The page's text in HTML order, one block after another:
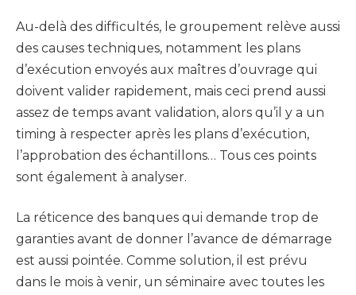
Au-delà des difficultés, le groupement relève aussi
des causes techniques, notamment les plans
d’exécution envoyés aux maîtres d’ouvrage qui
doivent valider rapidement, mais ceci prend aussi
assez de temps avant validation, alors qu’il y a un
timing à respecter après les plans d’exécution,
l’approbation des échantillons… Tous ces points
sont également à analyser.
La réticence des banques qui demande trop de
garanties avant de donner l’avance de démarrage
est aussi pointée. Comme solution, il est prévu
dans le mois à venir, un séminaire avec toutes les